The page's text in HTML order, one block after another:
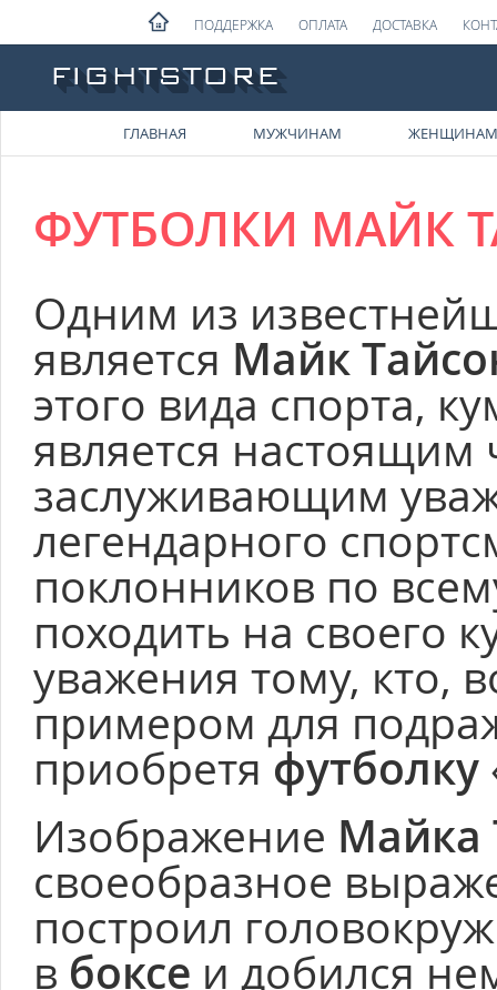
ПОДДЕРЖКА ОПЛАТА ДОСТАВКА
ГЛАВНАЯ МУЖЧИНАМ ЖЕНЩИНАМ
ФУТБОЛКИ МАЙК
Одним из
является Майк
этого вида спорта,
является
заслуживающим
легендарного
поклонников по
походить на своего
уважения тому, кто,
примером для
приобретяфутболку
Изображение Майка
своеобразное
построил
в боксе и добился